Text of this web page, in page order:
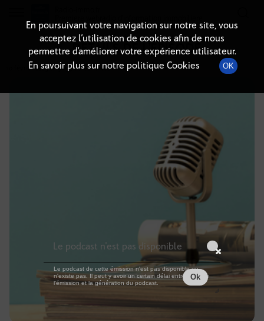
DÉTAILS DE L'ÉPISODE
10 février 2025à 19h59, durée : Invalid date
En poursuivant votre navigation sur notre site, vous
acceptez l’utilisation de cookies afin de nous
permettre d’améliorer votre expérience utilisateur.
En savoir plus sur notre politique Cookies
OK
Le podcast n'est pas disponible
Le podcast de cette émission n'est pas disponible ou
n'existe pas. Il peut y avoir un certain délai entre la fin de
l'émission et la génération du podcast.
Ok